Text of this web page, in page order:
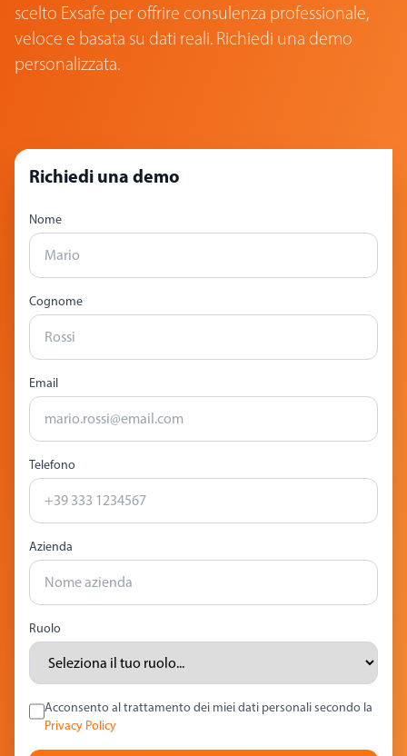
scelto Exsafe per offrire consulenza professionale,
veloce e basata su dati reali. Richiedi una demo
personalizzata.
Richiedi una demo
Nome
Cognome
Email
Telefono
Azienda
Ruolo
Acconsento al trattamento dei miei dati personali secondo la
Privacy Policy